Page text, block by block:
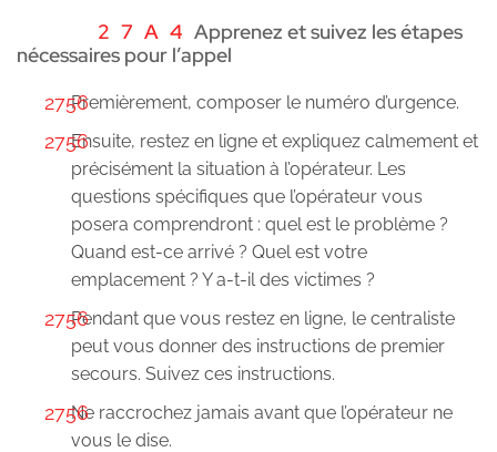
Apprenez et suivez les étapes
nécessaires pour l’appel
Premièrement, composer le numéro d’urgence.
Ensuite, restez en ligne et expliquez calmement et
précisément la situation à l’opérateur. Les
questions spécifiques que l’opérateur vous
posera comprendront : quel est le problème ?
Quand est-ce arrivé ? Quel est votre
emplacement ? Y a-t-il des victimes ?
Pendant que vous restez en ligne, le centraliste
peut vous donner des instructions de premier
secours. Suivez ces instructions.
Ne raccrochez jamais avant que l’opérateur ne
vous le dise.